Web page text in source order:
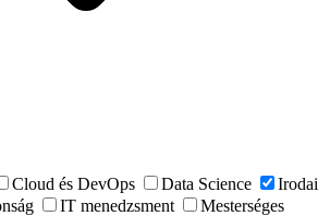
Cloud és DevOps Data Science
Irodai
IT menedzsment
Mesterséges